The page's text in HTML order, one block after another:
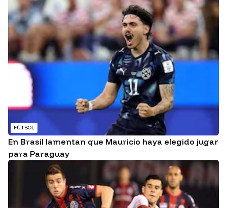
FÚTBOL
En Brasil lamentan que Mauricio haya elegido jugar
para Paraguay